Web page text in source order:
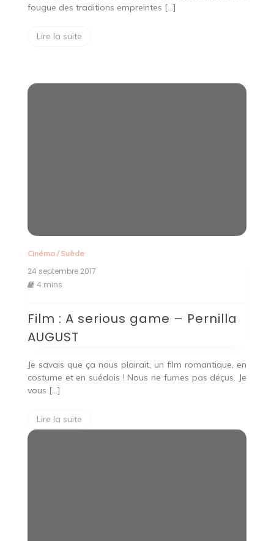
fougue des traditions empreintes […]
Lire la suite
Cinéma/ Suède
24 septembre 2017
4 mins
Film : A serious game – Pernilla
AUGUST
Je savais que ça nous plairait, un film romantique, en
costume et en suédois ! Nous ne fumes pas déçus. Je
vous […]
Lire la suite